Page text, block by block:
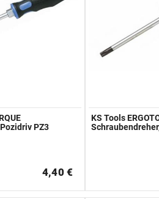
PZ3
4,40 €
KS Tools